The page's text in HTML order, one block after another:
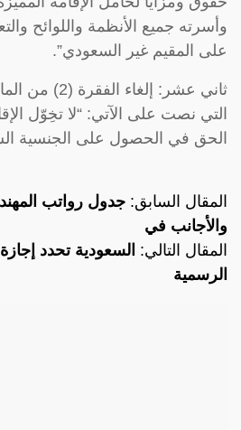
وأسرته جميع الأنظمة واللوائح
على المقيم غير السعودي”.
ثاني عشر: إلغاء
التي نصت على الآتي: “لا تخِوّل
الحق في الحصول على الجنسية
المقال السابق: جدول رواتب
والأجانب في
المقال التالي: السعودية تحدد
الرسمية